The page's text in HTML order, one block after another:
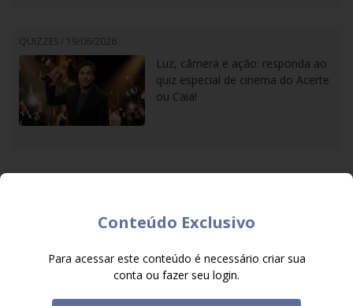
QUIZZES / 19/06/2026
Luz, câmera e ação: responda ao
quiz especial de cinema do Acerte
ou Caia!
sobre futebol do Acerte ou Caia! e
Conteúdo Exclusivo
Para acessar este conteúdo é necessário criar sua
conta ou fazer seu login.